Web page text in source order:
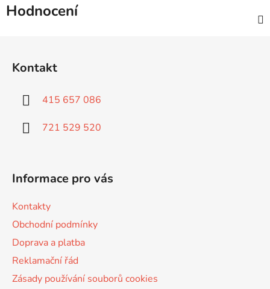
Hodnocení
Kontakt
415 657 086
721 529 520
Informace pro vás
Kontakty
Obchodní podmínky
Doprava a platba
Reklamační řád
Zásady používání souborů cookies